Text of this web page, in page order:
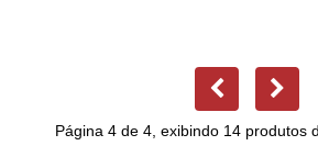
Página 4 de 4, exibindo 14 produtos